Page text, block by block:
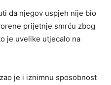
da njegov uspjeh nije bio
prijetnje smrću zbog
je uvelike utjecalo na
je i iznimnu sposobnost